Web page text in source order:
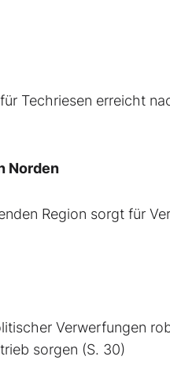
Techriesen erreicht
Norden
Region sorgt für
Verwerfungen
sorgen (S. 30)